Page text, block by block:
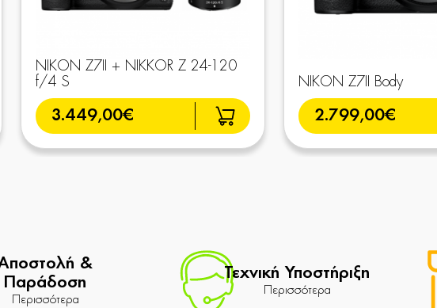
NIKON Z7II + NIKKOR Z 24-120
f/4 S
3.449,00€
NIKON Z7II Body
2.799,00€
&
Παράδοση
Περισσότερα
Τεχνική Υποστήριξη
Περισσότερα